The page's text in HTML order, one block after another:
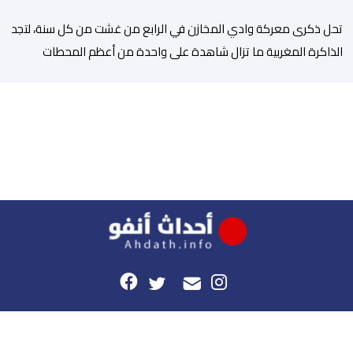
تحل ذكرى معركة وادي المخازن في الرابع من غشت من كل سنة، لتجد
الذاكرة المغربية ما تزال شاهدة على واحدة من أعظم المحطات